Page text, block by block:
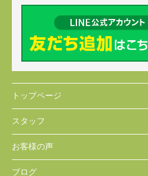
トップページ
スタッフ
お客様の声
ブログ